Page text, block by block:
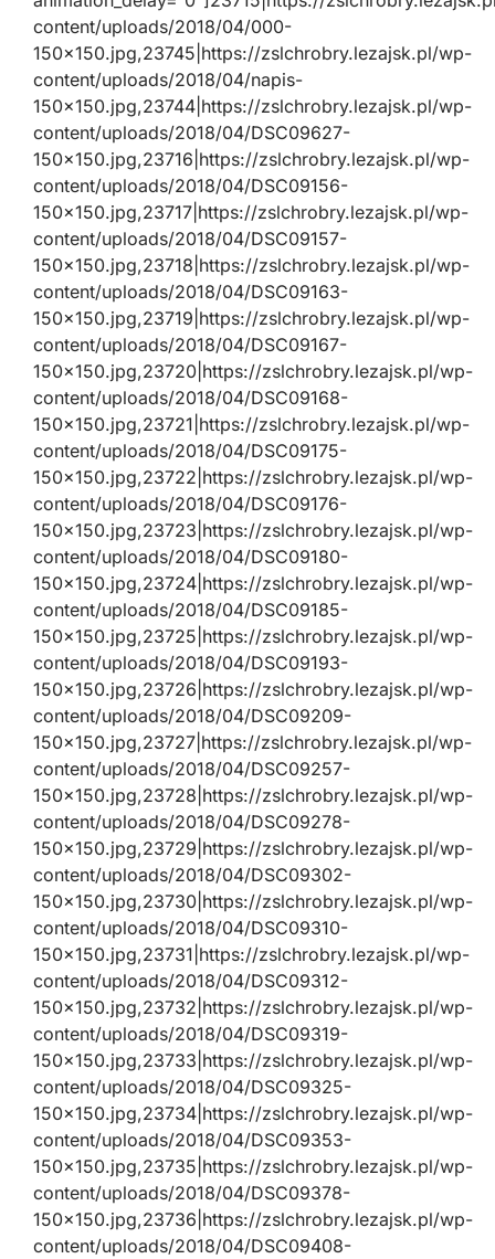
content/uploads/2018/04/000-
150×150.jpg,23745|https://zslchrobry.lezajsk.pl/wp-
content/uploads/2018/04/napis-
150×150.jpg,23744|https://zslchrobry.lezajsk.pl/wp-
content/uploads/2018/04/DSC09627-
150×150.jpg,23716|https://zslchrobry.lezajsk.pl/wp-
content/uploads/2018/04/DSC09156-
150×150.jpg,23717|https://zslchrobry.lezajsk.pl/wp-
content/uploads/2018/04/DSC09157-
150×150.jpg,23718|https://zslchrobry.lezajsk.pl/wp-
content/uploads/2018/04/DSC09163-
150×150.jpg,23719|https://zslchrobry.lezajsk.pl/wp-
content/uploads/2018/04/DSC09167-
150×150.jpg,23720|https://zslchrobry.lezajsk.pl/wp-
content/uploads/2018/04/DSC09168-
150×150.jpg,23721|https://zslchrobry.lezajsk.pl/wp-
content/uploads/2018/04/DSC09175-
150×150.jpg,23722|https://zslchrobry.lezajsk.pl/wp-
content/uploads/2018/04/DSC09176-
150×150.jpg,23723|https://zslchrobry.lezajsk.pl/wp-
content/uploads/2018/04/DSC09180-
150×150.jpg,23724|https://zslchrobry.lezajsk.pl/wp-
content/uploads/2018/04/DSC09185-
150×150.jpg,23725|https://zslchrobry.lezajsk.pl/wp-
content/uploads/2018/04/DSC09193-
150×150.jpg,23726|https://zslchrobry.lezajsk.pl/wp-
content/uploads/2018/04/DSC09209-
150×150.jpg,23727|https://zslchrobry.lezajsk.pl/wp-
content/uploads/2018/04/DSC09257-
150×150.jpg,23728|https://zslchrobry.lezajsk.pl/wp-
content/uploads/2018/04/DSC09278-
150×150.jpg,23729|https://zslchrobry.lezajsk.pl/wp-
content/uploads/2018/04/DSC09302-
150×150.jpg,23730|https://zslchrobry.lezajsk.pl/wp-
content/uploads/2018/04/DSC09310-
150×150.jpg,23731|https://zslchrobry.lezajsk.pl/wp-
content/uploads/2018/04/DSC09312-
150×150.jpg,23732|https://zslchrobry.lezajsk.pl/wp-
content/uploads/2018/04/DSC09319-
150×150.jpg,23733|https://zslchrobry.lezajsk.pl/wp-
content/uploads/2018/04/DSC09325-
150×150.jpg,23734|https://zslchrobry.lezajsk.pl/wp-
content/uploads/2018/04/DSC09353-
150×150.jpg,23735|https://zslchrobry.lezajsk.pl/wp-
content/uploads/2018/04/DSC09378-
150×150.jpg,23736|https://zslchrobry.lezajsk.pl/wp-
content/uploads/2018/04/DSC09408-